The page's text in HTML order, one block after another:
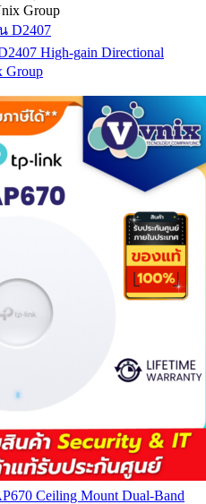
Group
High-gain Directional
Group
Ceiling Mount Dual-Band